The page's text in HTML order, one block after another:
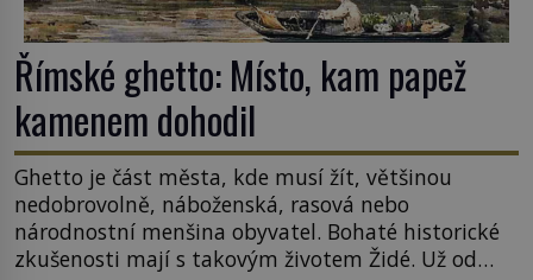
Římské ghetto: Místo, kam papež
kamenem dohodil
Ghetto je část města, kde musí žít, většinou
nedobrovolně, náboženská, rasová nebo
národnostní menšina obyvatel. Bohaté historické
zkušenosti mají s takovým životem Židé. Už od